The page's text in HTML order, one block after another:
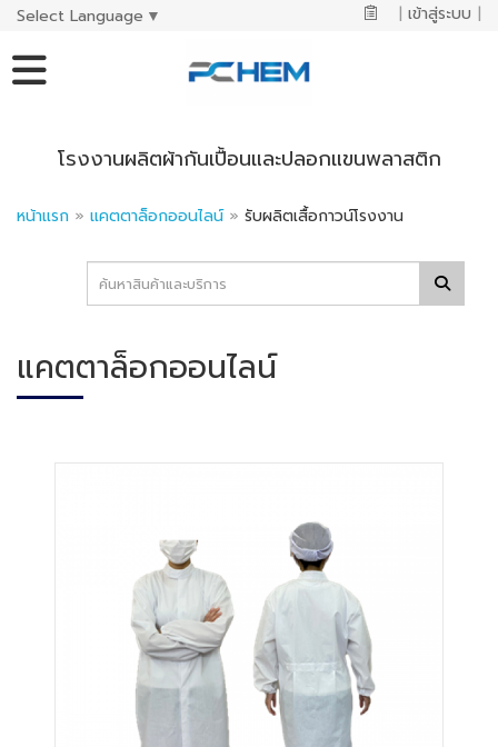
Select Language ▼ | เข้าสู่ระบบ |
โรงงานผลิตผ้ากันเปื้อนและปลอกแขนพลาสติก
หน้าแรก » แคตตาล็อกออนไลน์ » รับผลิตเสื้อกาวน์โรงงาน
แคตตาล็อกออนไลน์